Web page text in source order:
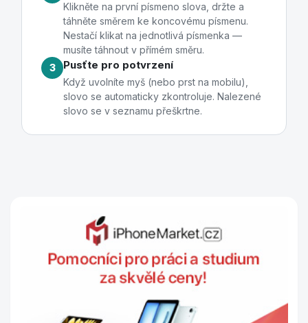
Klikněte na první písmeno slova, držte a
táhněte směrem ke koncovému písmenu.
Nestačí klikat na jednotlivá písmenka —
musíte táhnout v přímém směru.
3
Pusťte pro potvrzení
Když uvolníte myš (nebo prst na mobilu),
slovo se automaticky zkontroluje. Nalezené
slovo se v seznamu přeškrtne.